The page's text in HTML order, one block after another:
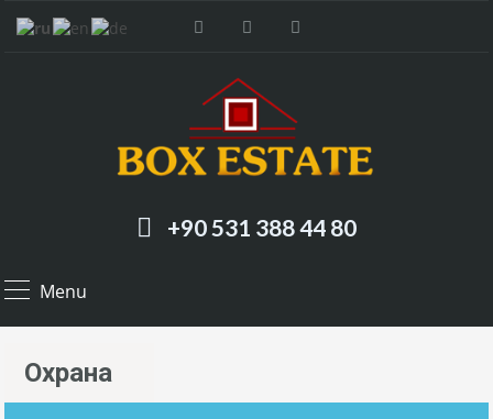
+90 531 388 44 80
Menu
Охрана